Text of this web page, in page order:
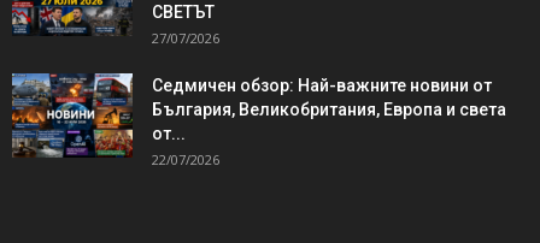
СВЕТЪТ
27/07/2026
Седмичен обзор: Най-важните новини от
България, Великобритания, Европа и света
от...
22/07/2026